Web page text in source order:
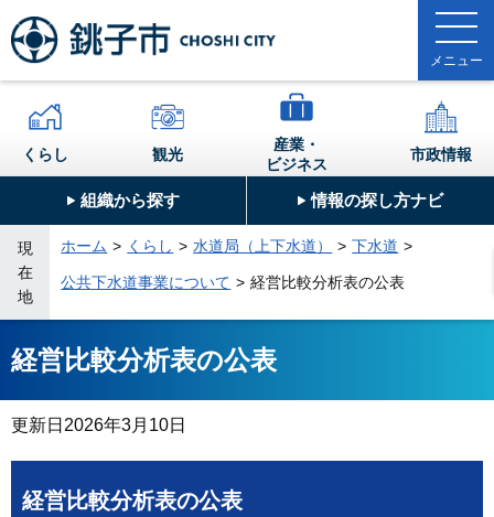
組織から探す 情報の探し方ナビ
くらし 観光
産業・
ビジネス
市政情報
現
在
地
ホーム くらし 水道局（上下水道） 下水道
公共下水道事業について 経営比較分析表の公表
経営比較分析表の公表
更新日 2026年3月10日
経営比較分析表の公表